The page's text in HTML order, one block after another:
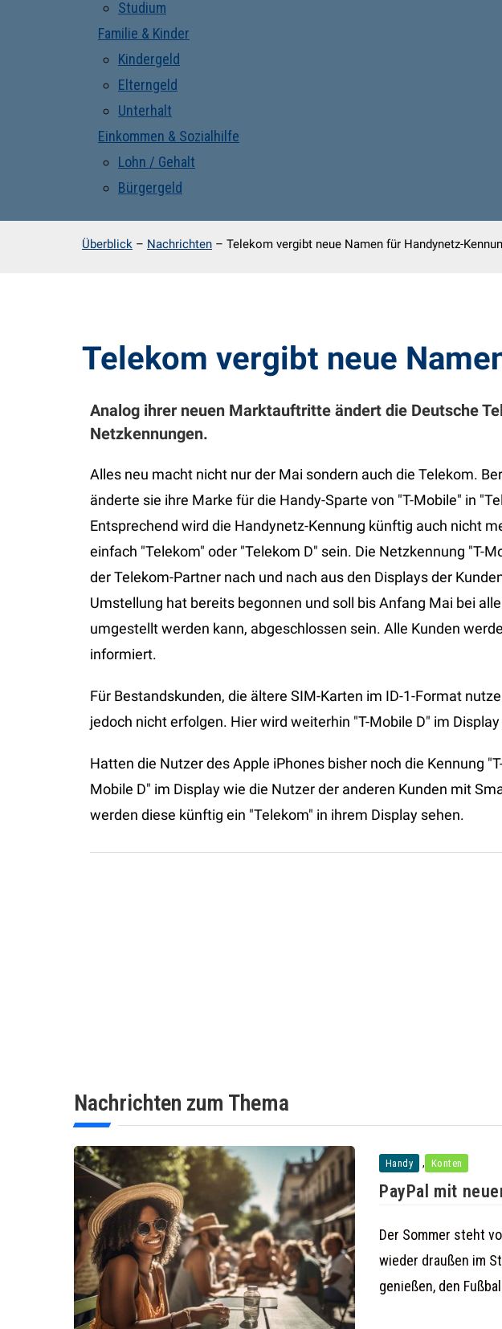
Studium
Familie & Kinder
Kindergeld
Elterngeld
Unterhalt
Einkommen & Sozialhilfe
Lohn / Gehalt
Bürgergeld
Überblick – Nachrichten – Telekom vergibt neue Namen für Handynetz-
Telekom vergibt neue
Analog ihrer neuen Marktauftritte ändert die Deutsche
Netzkennungen.
Alles neu macht nicht nur der Mai sondern auch die Telekom.
änderte sie ihre Marke für die Handy-Sparte von "T-Mobile" in
Entsprechend wird die Handynetz-Kennung künftig auch nicht
einfach "Telekom" oder "Telekom D" sein. Die Netzkennung "T-
der Telekom-Partner nach und nach aus den Displays der
Umstellung hat bereits begonnen und soll bis Anfang Mai bei
umgestellt werden kann, abgeschlossen sein. Alle Kunden
informiert.
Für Bestandskunden, die ältere SIM-Karten im ID-1-Format
jedoch nicht erfolgen. Hier wird weiterhin "T-Mobile D" im
Hatten die Nutzer des Apple iPhones bisher noch die Kennung
Mobile D" im Display wie die Nutzer der anderen Kunden mit
werden diese künftig ein "Telekom" in ihrem Display sehen.
Nachrichten zum Thema
Handy , Konten
PayPal mit
Der Sommer steht
wieder draußen im
genießen, den